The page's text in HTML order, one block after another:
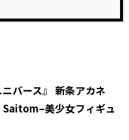
バース』 新条アカネ
美少女フィギュ